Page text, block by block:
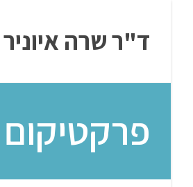
ד"ר שרה איוניר